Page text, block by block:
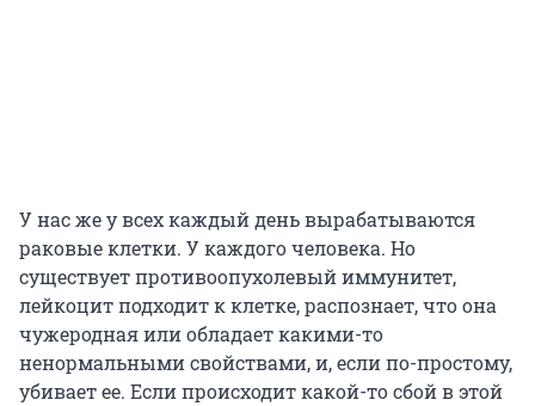
У нас же у всех каждый день вырабатываются
раковые клетки. У каждого человека. Но
существует противоопухолевый иммунитет,
лейкоцит подходит к клетке, распознает, что она
чужеродная или обладает какими-то
ненормальными свойствами, и, если по-простому,
убивает ее. Если происходит какой-то сбой в этой